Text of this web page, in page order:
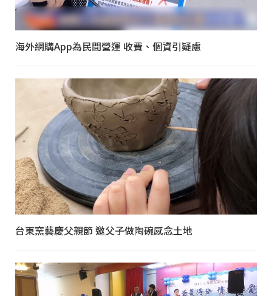
海外網購App為民間營運 收費、個資引疑慮
台東窯藝慶父親節 邀父子做陶碗感念土地